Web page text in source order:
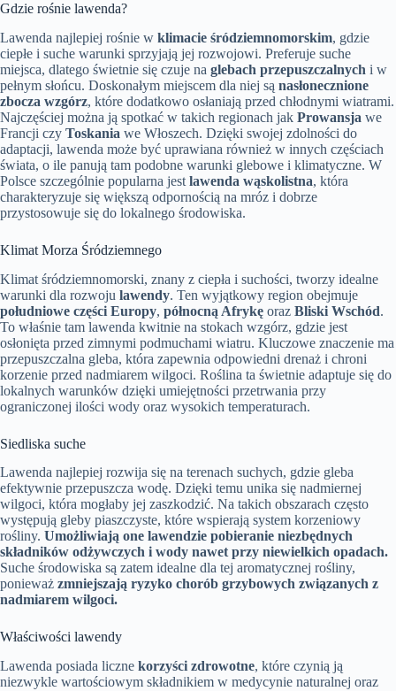
Gdzie rośnie lawenda?
Lawenda najlepiej rośnie w klimacie śródziemnomorskim, gdzie
ciepłe i suche warunki sprzyjają jej rozwojowi. Preferuje suche
miejsca, dlatego świetnie się czuje na glebach przepuszczalnych i w
pełnym słońcu. Doskonałym miejscem dla niej są nasłonecznione
zbocza wzgórz, które dodatkowo osłaniają przed chłodnymi wiatrami.
Najczęściej można ją spotkać w takich regionach jak Prowansja we
Francji czy Toskania we Włoszech. Dzięki swojej zdolności do
adaptacji, lawenda może być uprawiana również w innych częściach
świata, o ile panują tam podobne warunki glebowe i klimatyczne. W
Polsce szczególnie popularna jest lawenda wąskolistna, która
charakteryzuje się większą odpornością na mróz i dobrze
przystosowuje się do lokalnego środowiska.
Klimat Morza Śródziemnego
Klimat śródziemnomorski, znany z ciepła i suchości, tworzy idealne
warunki dla rozwoju lawendy. Ten wyjątkowy region obejmuje
południowe części Europy, północną Afrykę oraz Bliski Wschód.
To właśnie tam lawenda kwitnie na stokach wzgórz, gdzie jest
osłonięta przed zimnymi podmuchami wiatru. Kluczowe znaczenie ma
przepuszczalna gleba, która zapewnia odpowiedni drenaż i chroni
korzenie przed nadmiarem wilgoci. Roślina ta świetnie adaptuje się do
lokalnych warunków dzięki umiejętności przetrwania przy
ograniczonej ilości wody oraz wysokich temperaturach.
Siedliska suche
Lawenda najlepiej rozwija się na terenach suchych, gdzie gleba
efektywnie przepuszcza wodę. Dzięki temu unika się nadmiernej
wilgoci, która mogłaby jej zaszkodzić. Na takich obszarach często
występują gleby piaszczyste, które wspierają system korzeniowy
rośliny. Umożliwiają one lawendzie pobieranie niezbędnych
składników odżywczych i wody nawet przy niewielkich opadach.
Suche środowiska są zatem idealne dla tej aromatycznej rośliny,
ponieważ zmniejszają ryzyko chorób grzybowych związanych z
nadmiarem wilgoci.
Właściwości lawendy
Lawenda posiada liczne korzyści zdrowotne, które czynią ją
niezwykle wartościowym składnikiem w medycynie naturalnej oraz